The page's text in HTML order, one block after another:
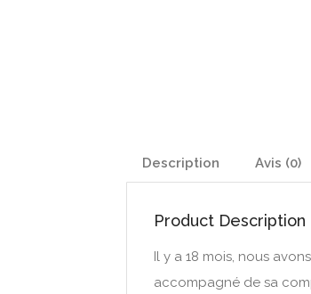
Description Avis (0)
Product Description
Il y a 18 mois, nous
accompagné de sa